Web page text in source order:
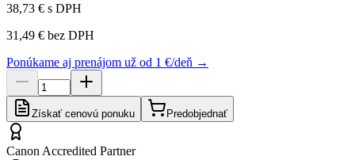
38,73 € s DPH
31,49 € bez DPH
Ponúkame aj prenájom už od 1 €/deň →
Získať cenovú ponuku Predobjednať
Canon Accredited Partner